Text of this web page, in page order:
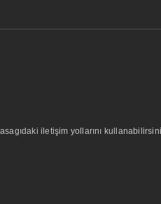
iletişim yollarını